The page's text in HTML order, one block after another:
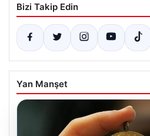
Bizi Takip Edin
Yan Manşet